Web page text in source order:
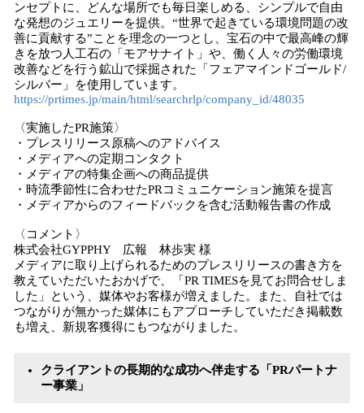
ンセプトに、どんな場所でも毎日楽しめる、シンプルで自由
な発想のジュエリーを提供。“世界で起きている環境問題の改
善に貢献する”ことを理念の一つとし、宝石の中で最高峰の輝
きを放つ人工石の「モアサナイト」や、働く人々の労働環境
改善などを行う鉱山で採掘された「フェアマインドゴールド/
シルバー」を使用しています。
https://prtimes.jp/main/html/searchrlp/company_id/48035
〈実施したPR施策〉
・プレスリリース原稿へのアドバイス
・メディアへの定期コンタクト
・メディアの特集企画への商品提供
・時流季節性に合わせたPRコミュニケーション施策を提言
・メディアからのフィードバックを含む活動報告書の作成
〈コメント〉
株式会社GYPPHY 広報 林歩実 様
メディアに取り上げられるためのプレスリリースの書き方を
教えていただいたおかげで、「PR TIMESを見てお問合せしま
した」という、媒体やお客様が増えました。また、自社では
つながりが無かった媒体にもアプローチしていただき掲載数
も増え、新規客獲得にもつながりました。
クライアントの長期的な成功へ伴走する「PRパートナ
ー事業」